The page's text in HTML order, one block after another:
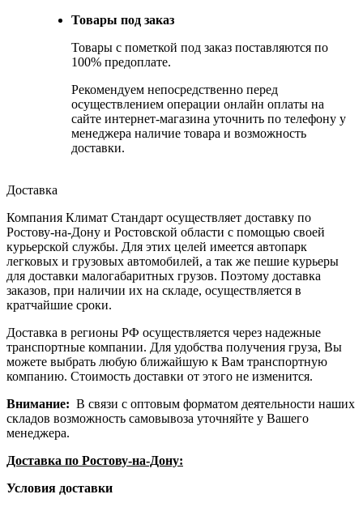
Товары под заказ
Товары с пометкой под заказ поставляются по
100% предоплате.
Рекомендуем непосредственно перед
осуществлением операции онлайн оплаты на
сайте интернет-магазина уточнить по телефону у
менеджера наличие товара и возможность
доставки.
Доставка
Компания Климат Стандарт осуществляет доставку по
Ростову-на-Дону и Ростовской области с помощью своей
курьерской службы. Для этих целей имеется автопарк
легковых и грузовых автомобилей, а так же пешие курьеры
для доставки малогабаритных грузов. Поэтому доставка
заказов, при наличии их на складе, осуществляется в
кратчайшие сроки.
Доставка в регионы РФ осуществляется через надежные
транспортные компании. Для удобства получения груза, Вы
можете выбрать любую ближайшую к Вам транспортную
компанию. Стоимость доставки от этого не изменится.
Внимание: В связи с оптовым форматом деятельности наших
складов возможность самовывоза уточняйте у Вашего
менеджера.
Доставка по Ростову-на-Дону:
Условия доставки